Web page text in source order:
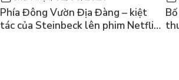
Phía Đông Vườn Địa Đàng – kiệt
tác của Steinbeck lên phim Netflix